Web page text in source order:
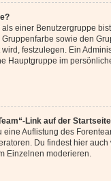
einer Benutzergruppe
sowie den
festzulegen. Ein
Hauptgruppe im
Link auf der
eine Auflistung des
Du findest hier
Einzelnen moderieren.